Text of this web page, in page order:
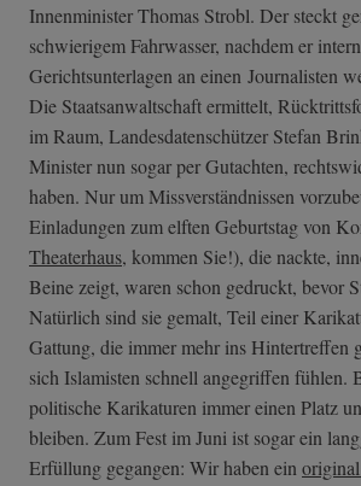
Innenminister Thomas Strobl. Der steckt
schwierigem­ Fahrwasser, nachdem er
Gerichtsunterlagen an einen Journalisten
Die Staatsanwaltschaft ermittelt,
im Raum, Landesdatenschützer Stefan
Minister nun sogar per Gutachten,
haben. Nur um Missverständnissen
Einladungen zum elften Geburtstag von
Theaterhaus, kommen Sie!), die nackte,
Beine zeigt, waren schon gedruckt, bevor
Natürlich sind sie gemalt, Teil einer
Gattung, die immer mehr ins Hintertreffen
sich Islamisten schnell angegriffen fühlen.
politische Karikaturen immer einen Platz
bleiben. Zum Fest im Juni ist sogar ein
Erfüllung gegangen: Wir haben ein